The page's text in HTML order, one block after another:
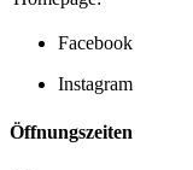
Facebook
Instagram
Öffnungszeiten